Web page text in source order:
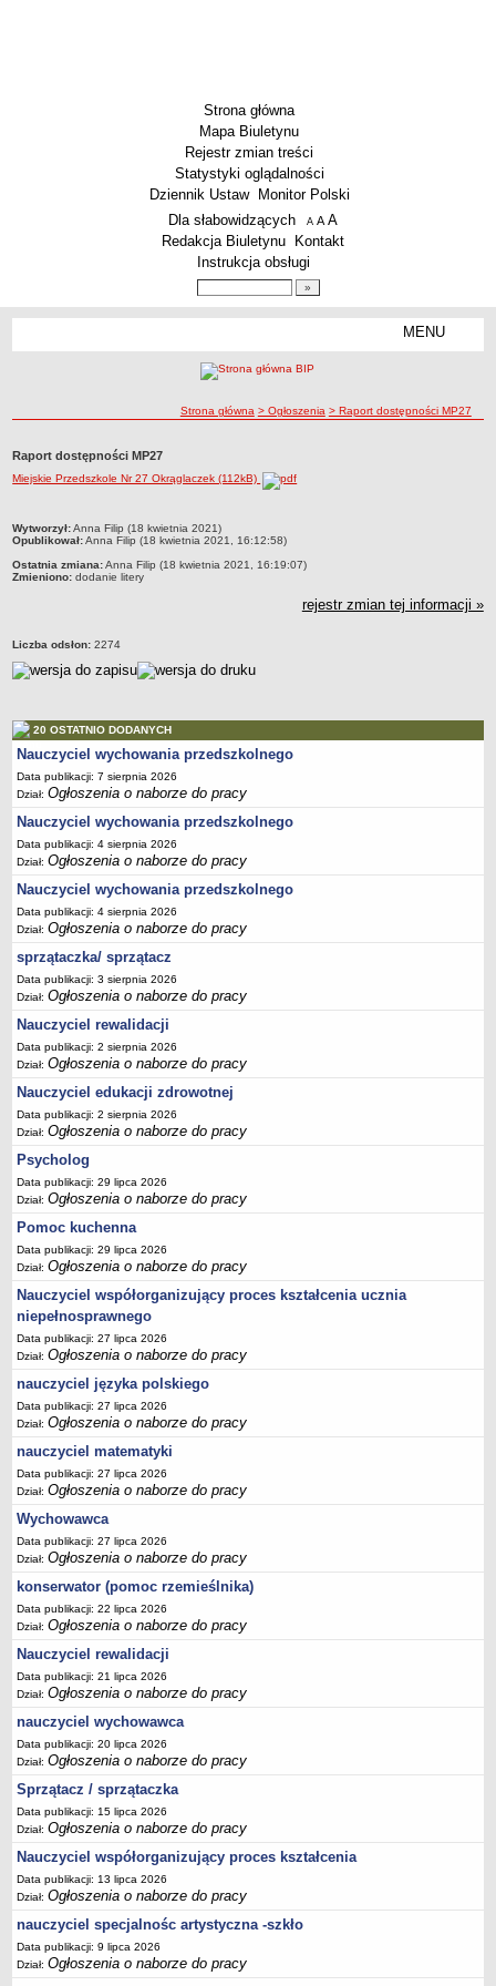
Strona główna
Mapa Biuletynu
Rejestr zmian treści
Statystyki oglądalności
Dziennik Ustaw
Monitor Polski
Menu dodatkowe
Dla słabowidzących A pomniejsz czcionkę
A standardowy rozmiar czcionki
A
Redakcja Biuletynu
Kontakt
Instrukcja obsługi
MENU
Szkoły ponadpodstawowe
ZARZĄDZENIA
PRZETARGI
2019
2020
2022
2023
2024
2025
OGŁOSZENIA
DEKLARACJA DOSTĘPNOŚCI
2021
2025
RAPORTY O STANIE DOSTĘPNOŚCI
ścieżka nawigacji
Strona główna > Ogłoszenia > Raport dostępności MP27
Raport dostępności MP27
Miejskie Przedszkole Nr 27 Okrąglaczek (112kB)
metryczka
Wytworzył:Anna Filip (18 kwietnia 2021)
Opublikował:Anna Filip (18 kwietnia 2021, 16:12:58)
Ostatnia zmiana:Anna Filip (18 kwietnia 2021, 16:19:07)
Zmieniono: dodanie litery
rejestr zmian tej informacji »
Liczba odsłon: 2274
20 OSTATNIO DODANYCH
Nauczyciel wychowania przedszkolnego
Data publikacji: 7 sierpnia 2026
Dział:Ogłoszenia o naborze do pracy
Nauczyciel wychowania przedszkolnego
Data publikacji: 4 sierpnia 2026
Dział:Ogłoszenia o naborze do pracy
Nauczyciel wychowania przedszkolnego
Data publikacji: 4 sierpnia 2026
Dział:Ogłoszenia o naborze do pracy
sprzątaczka/ sprzątacz
Data publikacji: 3 sierpnia 2026
Dział:Ogłoszenia o naborze do pracy
Nauczyciel rewalidacji
Data publikacji: 2 sierpnia 2026
Dział:Ogłoszenia o naborze do pracy
Nauczyciel edukacji zdrowotnej
Data publikacji: 2 sierpnia 2026
Dział:Ogłoszenia o naborze do pracy
Psycholog
Data publikacji: 29 lipca 2026
Dział:Ogłoszenia o naborze do pracy
Pomoc kuchenna
Data publikacji: 29 lipca 2026
Dział:Ogłoszenia o naborze do pracy
Nauczyciel współorganizujący proces kształcenia ucznia
niepełnosprawnego
Data publikacji: 27 lipca 2026
Dział:Ogłoszenia o naborze do pracy
nauczyciel języka polskiego
Data publikacji: 27 lipca 2026
Dział:Ogłoszenia o naborze do pracy
nauczyciel matematyki
Data publikacji: 27 lipca 2026
Dział:Ogłoszenia o naborze do pracy
Wychowawca
Data publikacji: 27 lipca 2026
Dział:Ogłoszenia o naborze do pracy
konserwator (pomoc rzemieślnika)
Data publikacji: 22 lipca 2026
Dział:Ogłoszenia o naborze do pracy
Nauczyciel rewalidacji
Data publikacji: 21 lipca 2026
Dział:Ogłoszenia o naborze do pracy
nauczyciel wychowawca
Data publikacji: 20 lipca 2026
Dział:Ogłoszenia o naborze do pracy
Sprzątacz / sprzątaczka
Data publikacji: 15 lipca 2026
Dział:Ogłoszenia o naborze do pracy
Nauczyciel współorganizujący proces kształcenia
Data publikacji: 13 lipca 2026
Dział:Ogłoszenia o naborze do pracy
nauczyciel specjalnośc artystyczna -szkło
Data publikacji: 9 lipca 2026
Dział:Ogłoszenia o naborze do pracy